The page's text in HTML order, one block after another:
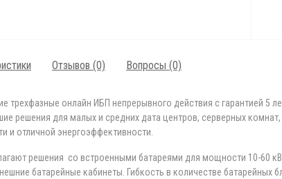
Отзывов (0) Вопросы (0)
трехфазные онлайн ИБП непрерывного действия с гарантией 5
решения для малых и средних дата центров, серверных
и отличной энергоэффективности.
решения со встроенными батареями для мощности 10-60
батарейные кабинеты. Гибкость в количестве